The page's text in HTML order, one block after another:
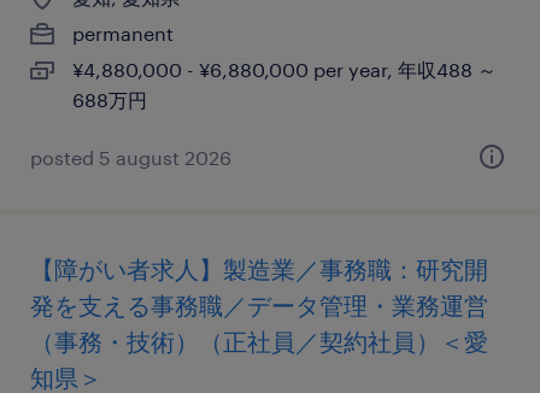
permanent
¥4,880,000 - ¥6,880,000 per year, 年収488 ～
688万円
posted 5 august 2026
【障がい者求人】製造業／事務職：研究開
発を支える事務職／データ管理・業務運営
（事務・技術）（正社員／契約社員）＜愛
知県＞